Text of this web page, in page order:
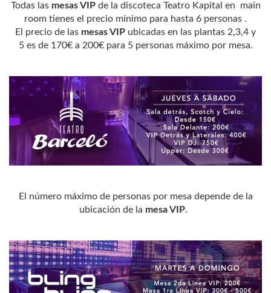
Todas las mesas VIPde la discoteca Teatro Kapital en main
room tienes el precio mínimo para hasta 6 personas .
El precio de las mesas VIP ubicadas en las plantas 2,3,4 y
5 es de 170€ a 200€ para 5 personas máximo por mesa.
El número máximo de personas por mesa depende de la
ubicación de la mesa VIP.